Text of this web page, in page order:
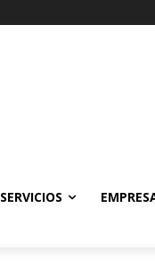
SERVICIOS